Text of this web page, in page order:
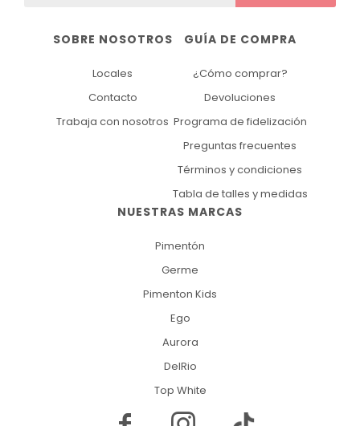
NUESTRAS MARCAS
Pimentón
Germe
Pimenton Kids
Ego
Aurora
DelRio
Top White
GUÍA DE COMPRA
¿Cómo comprar?
Devoluciones
Programa de fidelización
Preguntas frecuentes
Términos y condiciones
Tabla de talles y medidas
SOBRE NOSOTROS
Locales
Contacto
Trabaja con nosotros